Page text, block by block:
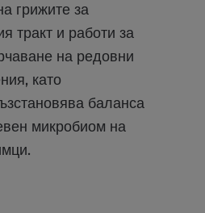
грижите за
тракт и работи за
на редовни
като
баланса
микробиом на